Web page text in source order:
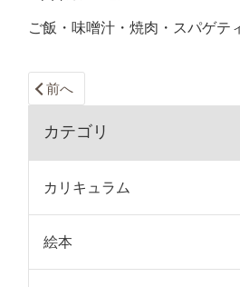
ご飯・味噌汁・焼肉・スパゲテ
前へ
カテゴリ
カリキュラム
絵本